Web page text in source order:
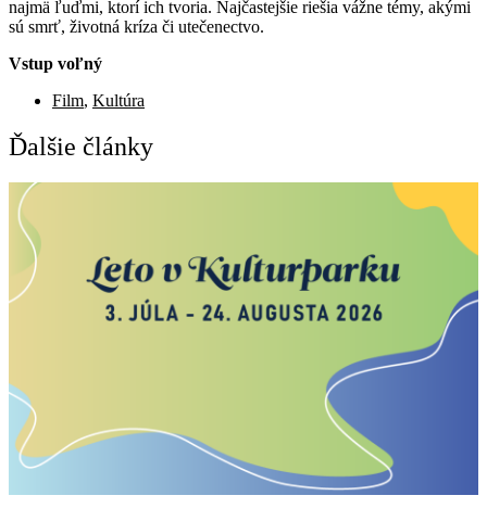
najmä ľuďmi, ktorí ich tvoria. Najčastejšie riešia vážne témy, akými
sú smrť, životná kríza či utečenectvo.
Vstup voľný
Film, Kultúra
Ďalšie články